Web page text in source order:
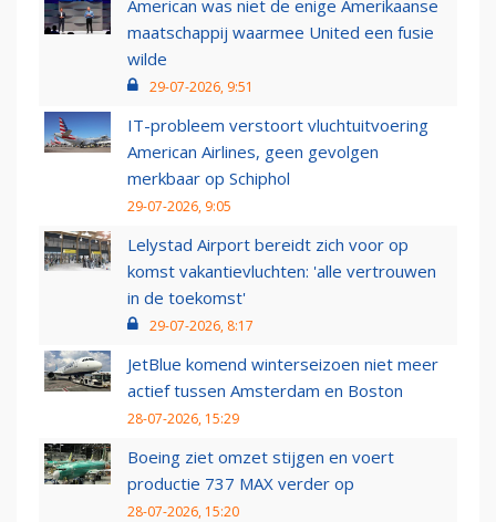
American was niet de enige Amerikaanse
maatschappij waarmee United een fusie
wilde
29-07-2026, 9:51
IT-probleem verstoort vluchtuitvoering
American Airlines, geen gevolgen
merkbaar op Schiphol
29-07-2026, 9:05
Lelystad Airport bereidt zich voor op
komst vakantievluchten: 'alle vertrouwen
in de toekomst'
29-07-2026, 8:17
JetBlue komend winterseizoen niet meer
actief tussen Amsterdam en Boston
28-07-2026, 15:29
Boeing ziet omzet stijgen en voert
productie 737 MAX verder op
28-07-2026, 15:20